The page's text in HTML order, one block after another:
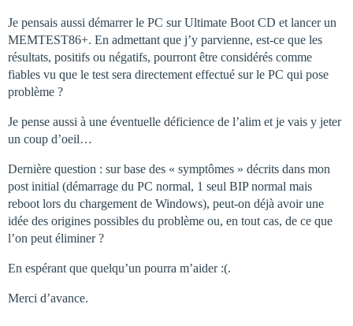
Je pensais aussi démarrer le PC sur Ultimate Boot CD et lancer un
MEMTEST86+. En admettant que j’y parvienne, est-ce que les
résultats, positifs ou négatifs, pourront être considérés comme
fiables vu que le test sera directement effectué sur le PC qui pose
problème ?
Je pense aussi à une éventuelle déficience de l’alim et je vais y jeter
un coup d’oeil…
Dernière question : sur base des « symptômes » décrits dans mon
post initial (démarrage du PC normal, 1 seul BIP normal mais
reboot lors du chargement de Windows), peut-on déjà avoir une
idée des origines possibles du problème ou, en tout cas, de ce que
l’on peut éliminer ?
En espérant que quelqu’un pourra m’aider :(.
Merci d’avance.